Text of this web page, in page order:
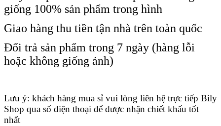
giống 100% sản phẩm trong hình
Giao hàng thu tiền tận nhà trên toàn quốc
Đổi trả sản phẩm trong 7 ngày (hàng lỗi
hoặc không giống ảnh)
Lưu ý: khách hàng mua sỉ vui lòng liên hệ trực tiếp Bily
Shop qua số điện thoại để được nhận chiết khấu tốt
nhất